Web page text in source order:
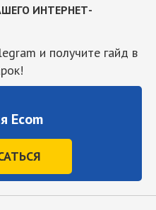
ИНТЕРНЕТ-
и получите гайд в
Ecom